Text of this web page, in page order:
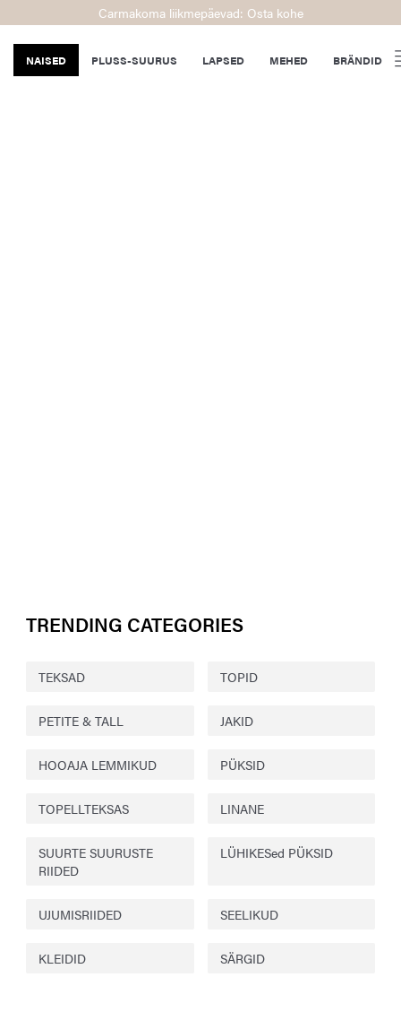
Carmakoma liikmepäevad: Osta kohe
NAISED PLUSS-SUURUS LAPSED MEHED BRÄNDID
TRENDING CATEGORIES
TEKSAD TOPID
PETITE & TALL JAKID
HOOAJA LEMMIKUD PÜKSID
TOPELLTEKSAS LINANE
SUURTE SUURUSTE
RIIDED
LÜHIKESed PÜKSID
UJUMISRIIDED SEELIKUD
KLEIDID SÄRGID